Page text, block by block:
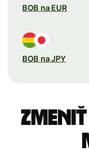
BOB na EUR
BOB na JPY